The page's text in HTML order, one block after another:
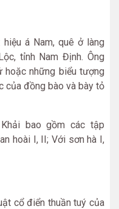
á Nam, quê ở làng
tỉnh Nam Định. Ông
những biểu tượng
của đồng bào và bày tỏ
bao gồm các tập
hoài I, II; Với sơn hà I,
cổ điển thuần tuý của